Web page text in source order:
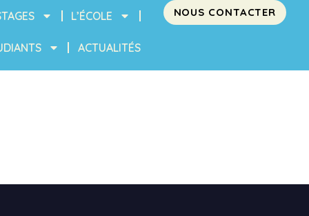
L’ÉCOLE
ACTUALITÉS
NOUS CONTACTER